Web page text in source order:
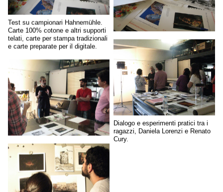
Test su campionari Hahnemühle.
Carte 100% cotone e altri supporti
telati, carte per stampa tradizionali
e carte preparate per il digitale.
Dialogo e esperimenti pratici tra i
ragazzi, Daniela Lorenzi e Renato
Cury.